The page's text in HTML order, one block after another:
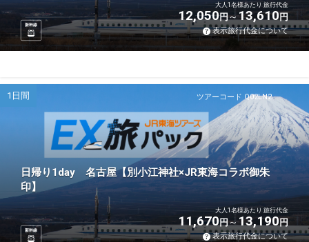
新幹線
大人1名様あたり 旅行代金
12,050円 13,610円
表示旅行代金について
ツアーコード Q02LN2
1日間
日帰り1day 名古屋【別小江神社×JR東海コラボ御朱
印】
新幹線
大人1名様あたり 旅行代金
11,670円 13,190円
表示旅行代金について